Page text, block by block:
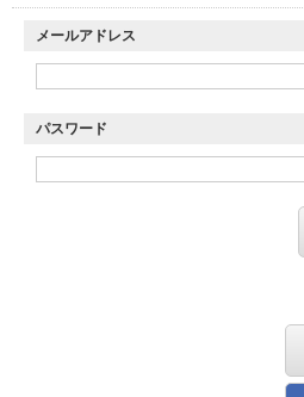
メールアドレス
パスワード